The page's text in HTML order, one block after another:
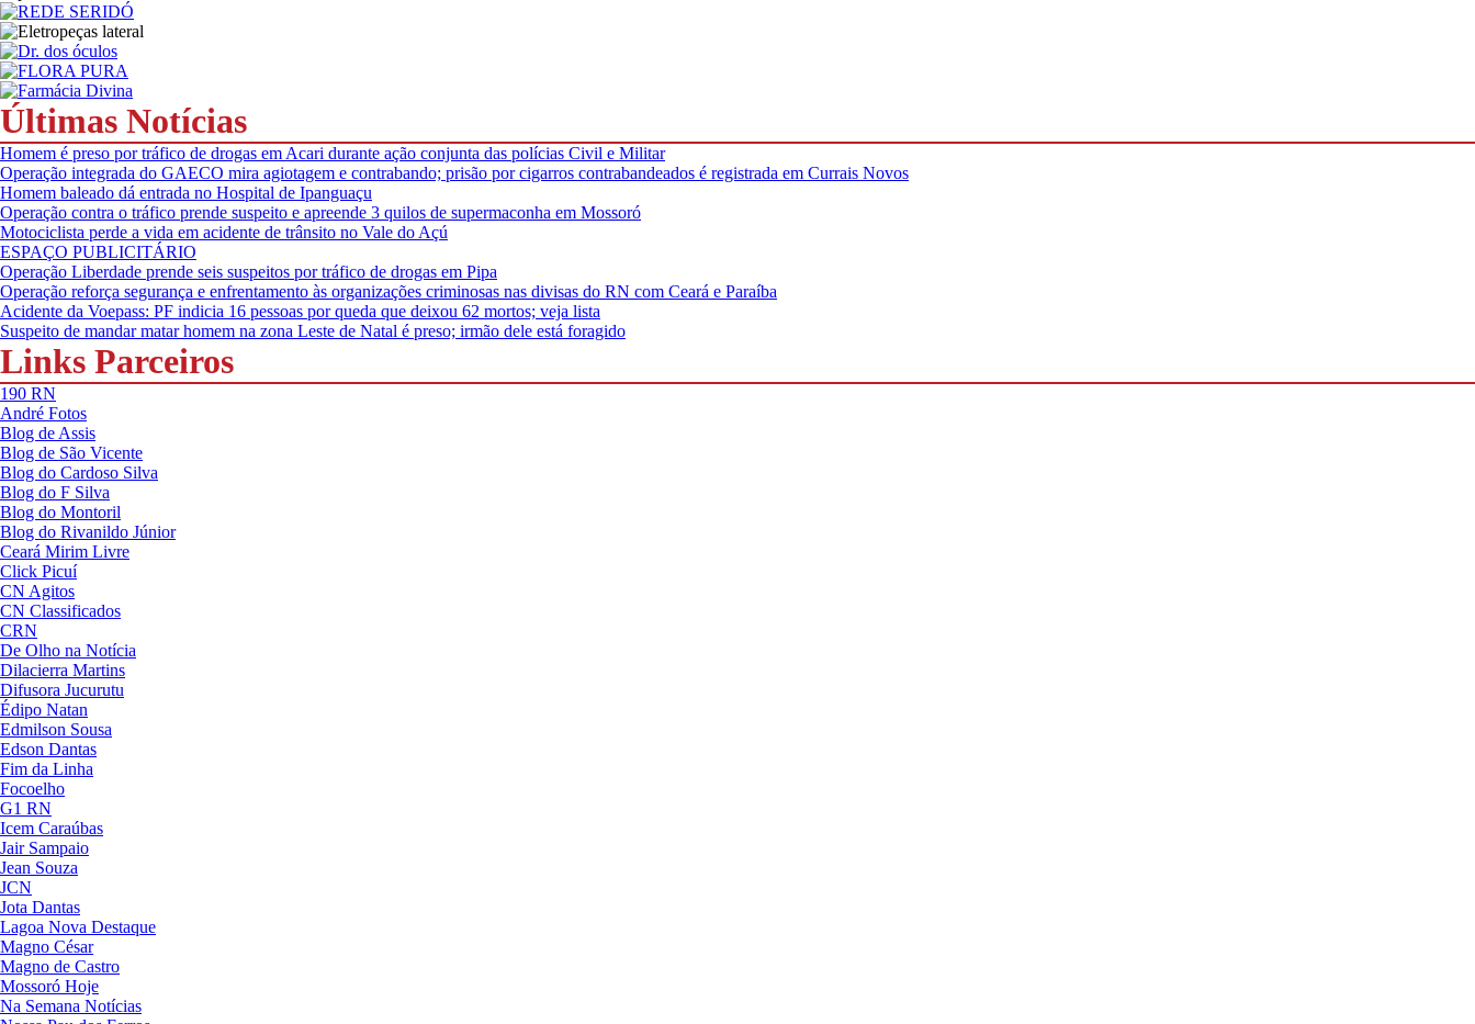
Últimas Notícias
Homem é preso por tráfico de drogas em Acari durante ação conjunta das polícias Civil e Militar
Operação integrada do GAECO mira agiotagem e contrabando; prisão por cigarros contrabandeados é registrada em Currais Novos
Homem baleado dá entrada no Hospital de Ipanguaçu
Operação contra o tráfico prende suspeito e apreende 3 quilos de supermaconha em Mossoró
Motociclista perde a vida em acidente de trânsito no Vale do Açú
ESPAÇO PUBLICITÁRIO
Operação Liberdade prende seis suspeitos por tráfico de drogas em Pipa
Operação reforça segurança e enfrentamento às organizações criminosas nas divisas do RN com Ceará e Paraíba
Acidente da Voepass: PF indicia 16 pessoas por queda que deixou 62 mortos; veja lista
Suspeito de mandar matar homem na zona Leste de Natal é preso; irmão dele está foragido
Links Parceiros
190 RN
André Fotos
Blog de Assis
Blog de São Vicente
Blog do Cardoso Silva
Blog do F Silva
Blog do Montoril
Blog do Rivanildo Júnior
Ceará Mirim Livre
Click Picuí
CN Agitos
CN Classificados
CRN
De Olho na Notícia
Dilacierra Martins
Difusora Jucurutu
Édipo Natan
Edmilson Sousa
Edson Dantas
Fim da Linha
Focoelho
G1 RN
Icem Caraúbas
Jair Sampaio
Jean Souza
JCN
Jota Dantas
Lagoa Nova Destaque
Magno César
Magno de Castro
Mossoró Hoje
Na Semana Notícias